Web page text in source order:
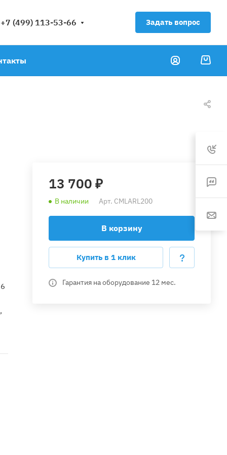
+7 (499) 113-53-66 Задать вопрос
13 700 ₽
В наличии Арт. CMLARL200
В корзину
Купить в 1 клик
Гарантия на оборудование 12 мес.